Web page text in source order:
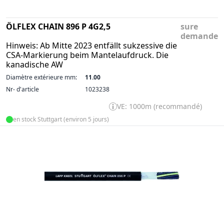
ÖLFLEX CHAIN 896 P 4G2,5
Hinweis: Ab Mitte 2023 entfällt sukzessive die
CSA-Markierung beim Mantelaufdruck. Die
kanadische AW
sure
demande
Diamètre extérieure mm:
11.00
Nr- d'article
1023238
VE: 1000m (recommandé)
en stock Stuttgart (environ 5 jours)